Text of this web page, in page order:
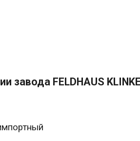
завода FELDHAUS